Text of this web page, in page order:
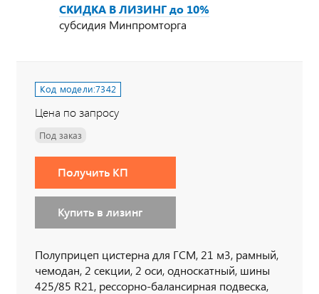
СКИДКА В ЛИЗИНГ до 10%
субсидия Минпромторга
Код модели:7342
Цена по запросу
Под заказ
Получить КП
Купить в лизинг
Полуприцеп цистерна для ГСМ, 21 м3, рамный,
чемодан, 2 секции, 2 оси, односкатный, шины
425/85 R21, рессорно-балансирная подвеска,